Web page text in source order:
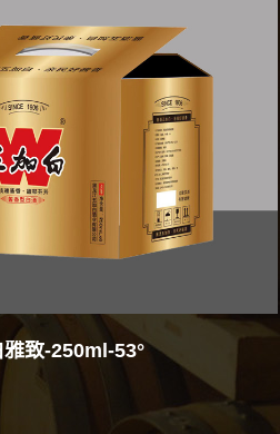
红火火-500ml-53